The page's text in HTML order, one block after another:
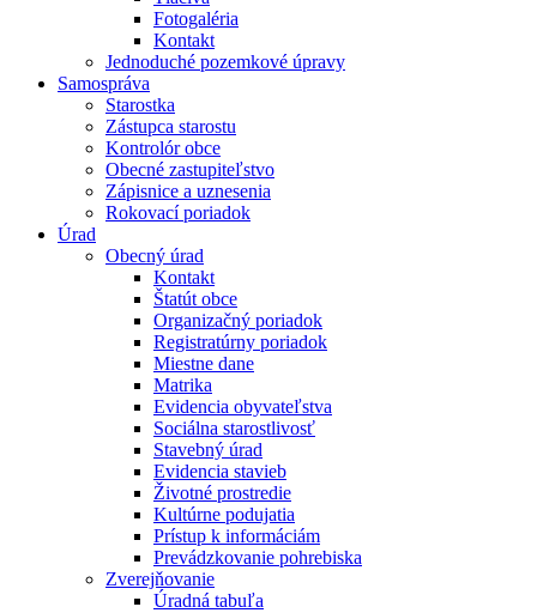
Fotogaléria
Kontakt
Jednoduché pozemkové úpravy
Samospráva
Starostka
Zástupca starostu
Kontrolór obce
Obecné zastupiteľstvo
Zápisnice a uznesenia
Rokovací poriadok
Úrad
Obecný úrad
Kontakt
Štatút obce
Organizačný poriadok
Registratúrny poriadok
Miestne dane
Matrika
Evidencia obyvateľstva
Sociálna starostlivosť
Stavebný úrad
Evidencia stavieb
Životné prostredie
Kultúrne podujatia
Prístup k informáciám
Prevádzkovanie pohrebiska
Zverejňovanie
Úradná tabuľa